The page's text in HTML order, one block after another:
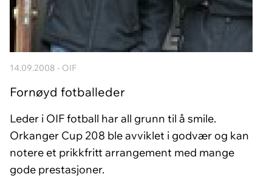
14.09.2008 - OIF
Fornøyd fotballeder
Leder i OIF fotball har all grunn til å smile.
Orkanger Cup 208 ble avviklet i godvær og kan
notere et prikkfritt arrangement med mange
gode prestasjoner.